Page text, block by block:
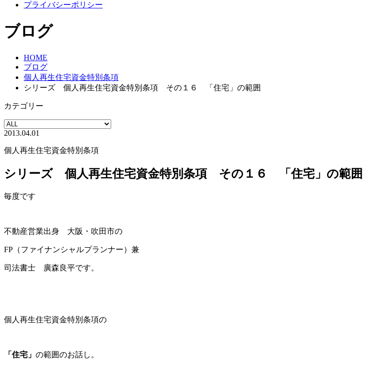
プライバシーポリシー
ブログ
HOME
ブログ
個人再生住宅資金特別条項
シリーズ 個人再生住宅資金特別条項 その１６ 「住宅」の範囲
カテゴリー
2013.04.01
個人再生住宅資金特別条項
シリーズ 個人再生住宅資金特別条項 その１６ 「住宅」の範囲
毎度です
不動産営業出身 大阪・吹田市の
FP（ファイナンシャルプランナー）兼
司法書士 廣森良平です。
個人再生住宅資金特別条項の
「住宅」 の範囲のお話し。